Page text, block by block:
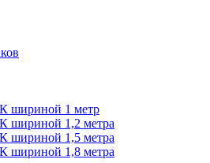
шириной 1 метр
шириной 1,2 метра
шириной 1,5 метра
шириной 1,8 метра